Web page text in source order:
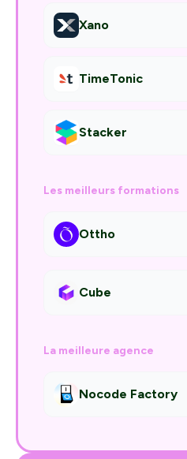
Xano
TimeTonic
Stacker
Les meilleurs formations
Ottho
Cube
La meilleure agence
Nocode Factory